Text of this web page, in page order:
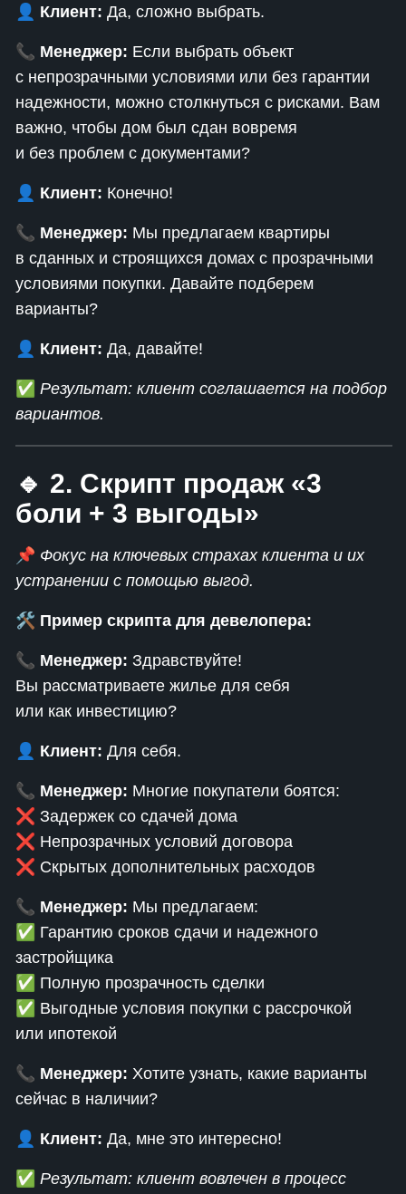
👤 Клиент: Да, сложно выбрать.
📞 Менеджер: Если выбрать объект
с непрозрачными условиями или без гарантии
надежности, можно столкнуться с рисками. Вам
важно, чтобы дом был сдан вовремя
и без проблем с документами?
👤 Клиент: Конечно!
📞 Менеджер: Мы предлагаем квартиры
в сданных и строящихся домах с прозрачными
условиями покупки. Давайте подберем
варианты?
👤 Клиент: Да, давайте!
✅ Результат: клиент соглашается на подбор
вариантов.
🔹 2. Скрипт продаж «3
боли + 3 выгоды»
📌 Фокус на ключевых страхах клиента и их
устранении с помощью выгод.
🛠 Пример скрипта для девелопера:
📞 Менеджер: Здравствуйте!
Вы рассматриваете жилье для себя
или как инвестицию?
👤 Клиент: Для себя.
📞 Менеджер: Многие покупатели боятся:
❌ Задержек со сдачей дома
❌ Непрозрачных условий договора
❌ Скрытых дополнительных расходов
📞 Менеджер: Мы предлагаем:
✅ Гарантию сроков сдачи и надежного
застройщика
✅ Полную прозрачность сделки
✅ Выгодные условия покупки с рассрочкой
или ипотекой
📞 Менеджер: Хотите узнать, какие варианты
сейчас в наличии?
👤 Клиент: Да, мне это интересно!
✅ Результат: клиент вовлечен в процесс